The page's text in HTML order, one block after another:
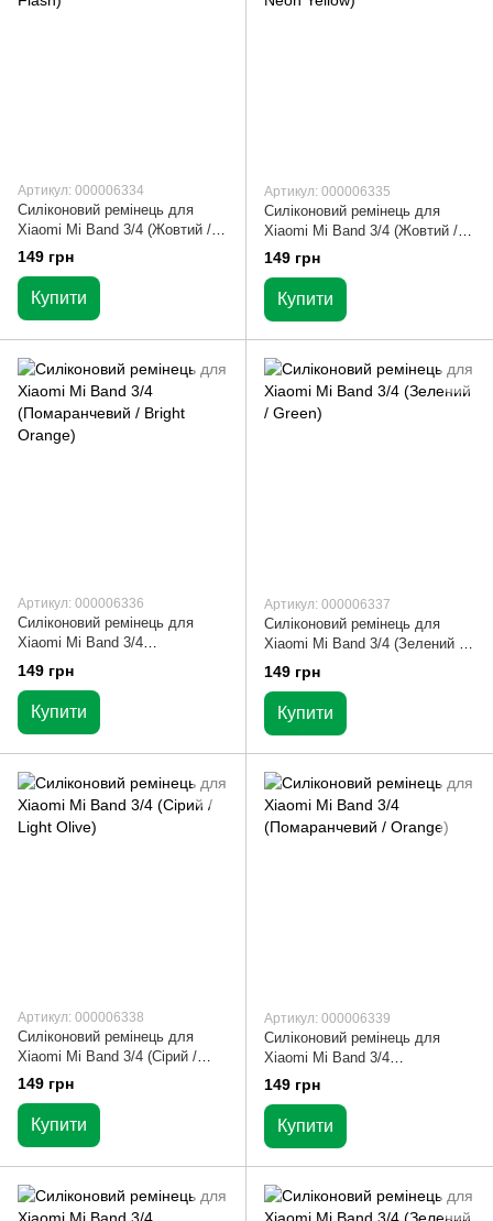
Артикул: 000006334
Силіконовий ремінець для
Xiaomi Mi Band 3/4 (Жовтий /
Flash)
149 грн
Купити
Артикул: 000006335
Силіконовий ремінець для
Xiaomi Mi Band 3/4 (Жовтий /
Neon Yellow)
149 грн
Купити
Артикул: 000006336
Силіконовий ремінець для
Xiaomi Mi Band 3/4
(Помаранчевий / Bright Orange)
149 грн
Купити
Артикул: 000006337
Силіконовий ремінець для
Xiaomi Mi Band 3/4 (Зелений /
Green)
149 грн
Купити
Артикул: 000006338
Силіконовий ремінець для
Xiaomi Mi Band 3/4 (Сірий /
Light Olive)
149 грн
Купити
Артикул: 000006339
Силіконовий ремінець для
Xiaomi Mi Band 3/4
(Помаранчевий / Orange)
149 грн
Купити